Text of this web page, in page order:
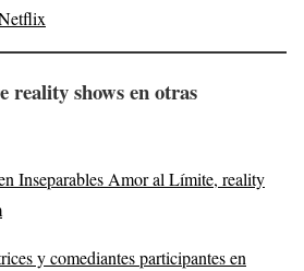
reality shows en otras
Inseparables Amor al Límite, reality
y comediantes participantes en